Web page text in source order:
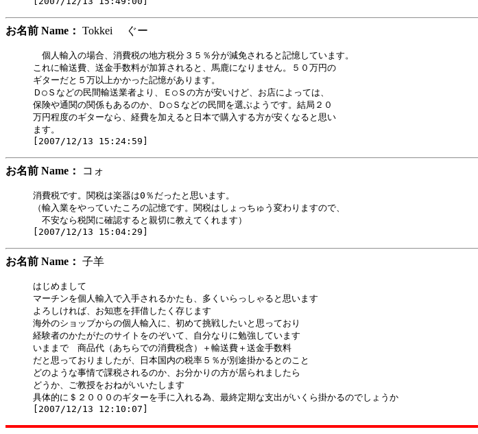
お名前 Name： Tokkei ぐー
個人輸入の場合、消費税の地方税分３５％分が減免されると記憶しています。
これに輸送費、送金手数料が加算されると、馬鹿になりません。５０万円の
ギターだと５万以上かかった記憶があります。
Ｄ○Ｓなどの民間輸送業者より、Ｅ○Ｓの方が安いけど、お店によっては、
保険や通関の関係もあるのか、Ｄ○Ｓなどの民間を選ぶようです。結局２０
万円程度のギターなら、経費を加えると日本で購入する方が安くなると思い
ます。
お名前 Name： コォ
消費税です。関税は楽器は0％だったと思います。
（輸入業をやっていたころの記憶です。関税はしょっちゅう変わりますので、
不安なら税関に確認すると親切に教えてくれます）
お名前 Name： 子羊
はじめまして
マーチンを個人輸入で入手されるかたも、多くいらっしゃると思います
よろしければ、お知恵を拝借したく存じます
海外のショップからの個人輸入に、初めて挑戦したいと思っており
経験者のかたがたのサイトをのぞいて、自分なりに勉強しています
いままで　商品代（あちらでの消費税含）＋輸送費＋送金手数料
だと思っておりましたが、日本国内の税率５％が別途掛かるとのこと
どのような事情で課税されるのか、お分かりの方が居られましたら
どうか、ご教授をおねがいいたします
具体的に＄２０００のギターを手に入れる為、最終定期な支出がいくら掛かるのでしょうか